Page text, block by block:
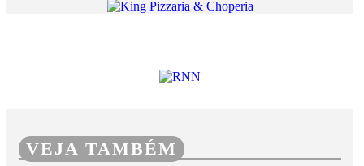
VEJA TAMBÉM